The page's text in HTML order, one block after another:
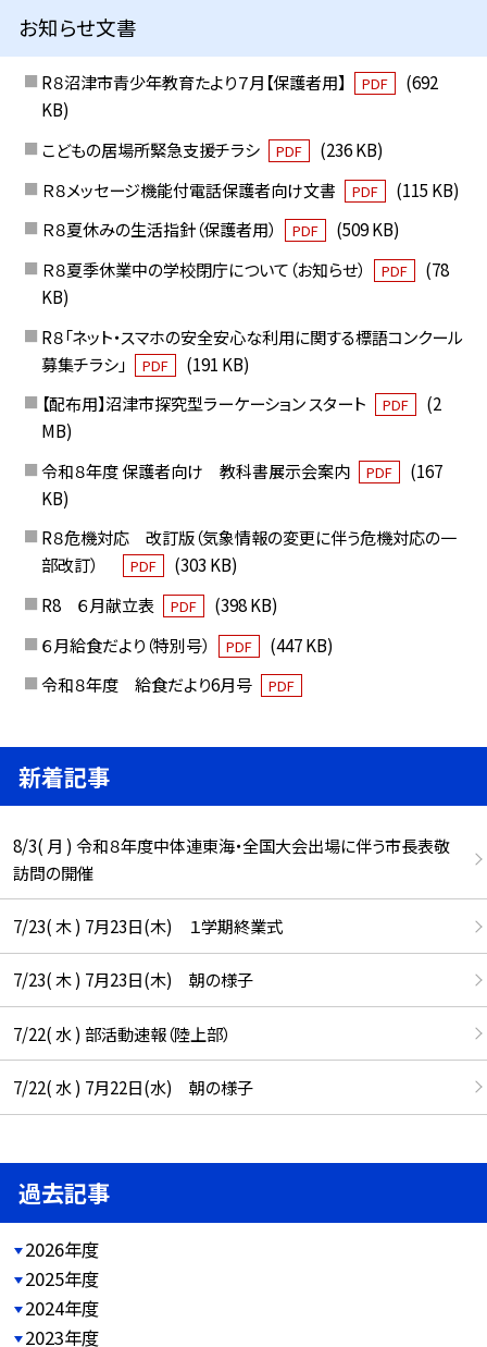
お知らせ文書
R８沼津市青少年教育たより７月【保護者用】 PDF
(692
KB)
こどもの居場所緊急支援チラシ
PDF
(236 KB)
Ｒ８メッセージ機能付電話保護者向け文書
PDF
(115 KB)
Ｒ８夏休みの生活指針（保護者用）
PDF
(509 KB)
Ｒ８夏季休業中の学校閉庁について（お知らせ）
PDF
(78
KB)
R８「ネット・スマホの安全安心な利用に関する標語コンクール
募集チラシ」
PDF
(191 KB)
【配布用】沼津市探究型ラーケーション スタート
PDF
(2
MB)
令和８年度 保護者向け 教科書展示会案内
PDF
(167
KB)
R８危機対応 改訂版（気象情報の変更に伴う危機対応の一
部改訂）
PDF
(303 KB)
R8 ６月献立表
PDF
(398 KB)
６月給食だより（特別号）
PDF
(447 KB)
令和８年度 給食だより6月号
PDF
新着記事
8/3( 月 ) 令和８年度中体連東海・全国大会出場に伴う市長表敬
訪問の開催
7/23( 木 ) 7月23日(木) １学期終業式
7/23( 木 ) 7月23日(木) 朝の様子
7/22( 水 ) 部活動速報（陸上部）
7/22( 水 ) 7月22日(水) 朝の様子
過去記事
2026年度
2025年度
2024年度
2023年度